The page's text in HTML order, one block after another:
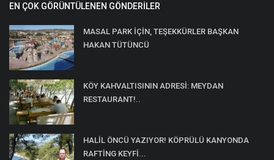
EN ÇOK GÖRÜNTÜLENEN GÖNDERILER
MASAL PARK İÇİN, TEŞEKKÜRLER BAŞKAN
HAKAN TÜTÜNCÜ
KÖY KAHVALTISININ ADRESİ: MEYDAN
RESTAURANT!..
HALİL ÖNCÜ YAZIYOR! KÖPRÜLÜ KANYONDA
RAFTİNG KEYFİ...